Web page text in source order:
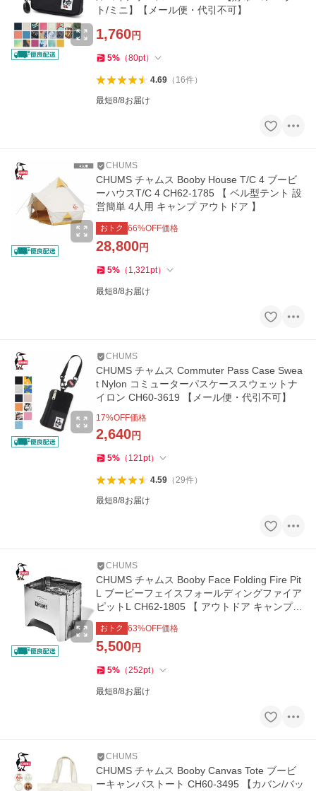
ト/ミニ】【メール便・代引不可】
1,760円
5% （80pt）
4.69（ 16件）
最短8/8お届け
CHUMS
CHUMS チャムス Booby House T/C 4 ブービ
ーハウスT/C 4 CH62-1785 【 ベル型テント 設
営簡単 4人用 キャンプ アウトドア 】
おトク 66%OFF価格
28,800円
5% （ 1,321pt）
最短8/8お届け
CHUMS
CHUMS チャムス Commuter Pass Case Swea
t Nylon コミューターパスケーススウェットナ
イロン CH60-3619 【メール便・代引不可】
17%OFF価格
2,640円
5% （ 121pt）
4.59（29件）
最短8/8お届け
CHUMS
CHUMS チャムス Booby Face Folding Fire Pit
L ブービーフェイスフォールディングファイア
ピットL CH62-1805 【 アウトドア キャンプ
焚火台 焚き火台 】
おトク 63%OFF価格
5,500円
5% （252pt）
最短8/8お届け
CHUMS
CHUMS チャムス Booby Canvas Tote ブービ
ーキャンバストート CH60-3495 【カバン/バッ